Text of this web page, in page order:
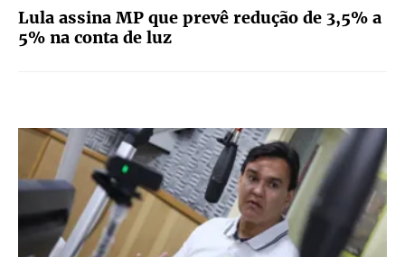
Lula assina MP que prevê redução de 3,5% a
5% na conta de luz